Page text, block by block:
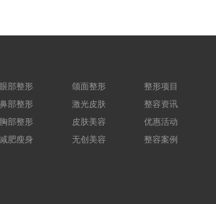
眼部整形
鼻部整形
胸部整形
减肥瘦身
颌面整形
激光皮肤
皮肤美容
无创美容
整形项目
整容资讯
优惠活动
整容案例